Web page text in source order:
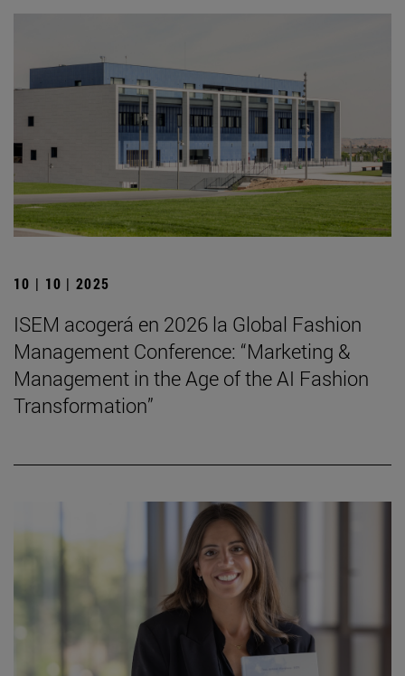
10 | 10 | 2025
ISEM acogerá en 2026 la Global Fashion
Management Conference: “Marketing &
Management in the Age of the AI Fashion
Transformation”